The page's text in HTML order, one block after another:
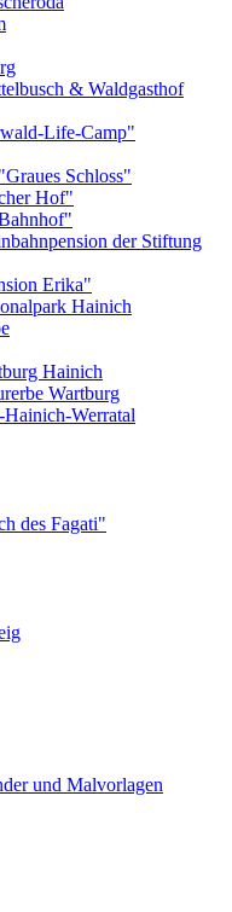
& Waldgasthof
Life-Camp"
Schloss"
Hof"
der Stiftung
Erika"
Hainich
Hainich
Wartburg
Werratal
des Fagati"
und Malvorlagen